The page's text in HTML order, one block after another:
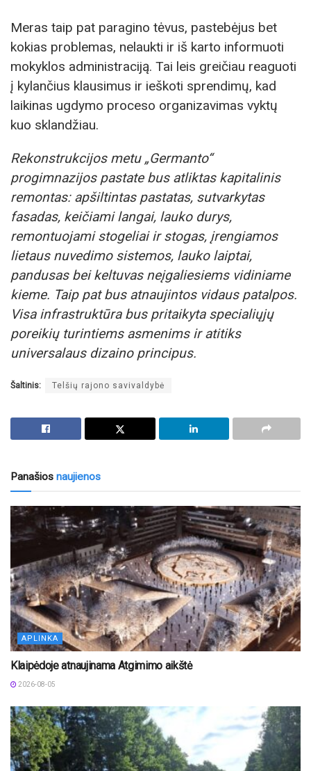
Meras taip pat paragino tėvus, pastebėjus bet
kokias problemas, nelaukti ir iš karto informuoti
mokyklos administraciją. Tai leis greičiau reaguoti
į kylančius klausimus ir ieškoti sprendimų, kad
laikinas ugdymo proceso organizavimas vyktų
kuo sklandžiau.
Rekonstrukcijos metu „Germanto“
progimnazijos pastate bus atliktas kapitalinis
remontas: apšiltintas pastatas, sutvarkytas
fasadas, keičiami langai, lauko durys,
remontuojami stogeliai ir stogas, įrengiamos
lietaus nuvedimo sistemos, lauko laiptai,
pandusas bei keltuvas neįgaliesiems vidiniame
kieme. Taip pat bus atnaujintos vidaus patalpos.
Visa infrastruktūra bus pritaikyta specialiųjų
poreikių turintiems asmenims ir atitiks
universalaus dizaino principus.
Šaltinis: Telšių rajono savivaldybė
Panašios naujienos
APLINKA
Klaipėdoje atnaujinama Atgimimo aikštė
2026-08-05